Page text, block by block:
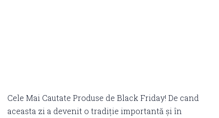
Cele Mai Cautate Produse de Black Friday! De cand
aceasta zi a devenit o tradiție importantă și în